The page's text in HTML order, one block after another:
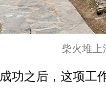
柴火堆上
成功之后，这项工